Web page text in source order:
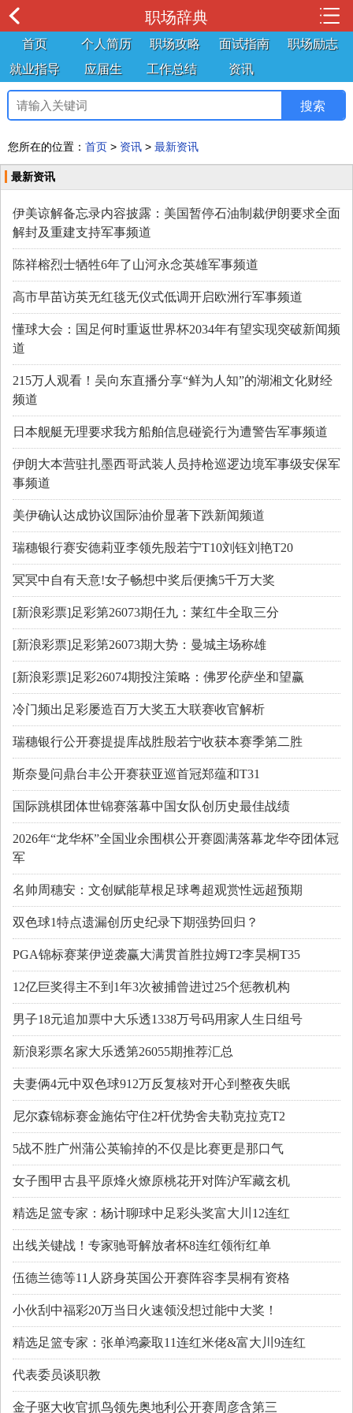
职场辞典
首页 个人简历 职场攻略 面试指南
职场励志
就业指导
应届生 工作总结 资讯
您所在的位置： 首页 > 资讯 > 最新资讯
最新资讯
伊美谅解备忘录内容披露：美国暂停石油制裁伊朗要求全面
解封及重建支持军事频道
陈祥榕烈士牺牲6年了山河永念英雄军事频道
高市早苗访英无红毯无仪式低调开启欧洲行军事频道
懂球大会：国足何时重返世界杯2034年有望实现突破新闻频
道
215万人观看！吴向东直播分享“鲜为人知”的湖湘文化财经
频道
日本舰艇无理要求我方船舶信息碰瓷行为遭警告军事频道
伊朗大本营驻扎墨西哥武装人员持枪巡逻边境军事级安保军
事频道
美伊确认达成协议国际油价显著下跌新闻频道
瑞穗银行赛安德莉亚李领先殷若宁T10刘钰刘艳T20
冥冥中自有天意!女子畅想中奖后便擒5千万大奖
[新浪彩票]足彩第26073期任九：莱红牛全取三分
[新浪彩票]足彩第26073期大势：曼城主场称雄
[新浪彩票]足彩26074期投注策略：佛罗伦萨坐和望赢
冷门频出足彩屡造百万大奖五大联赛收官解析
瑞穗银行公开赛提提库战胜殷若宁收获本赛季第二胜
斯奈曼问鼎台丰公开赛获亚巡首冠郑蕴和T31
国际跳棋团体世锦赛落幕中国女队创历史最佳战绩
2026年“龙华杯”全国业余围棋公开赛圆满落幕龙华夺团体冠
军
名帅周穗安：文创赋能草根足球粤超观赏性远超预期
双色球1特点遗漏创历史纪录下期强势回归？
PGA锦标赛莱伊逆袭赢大满贯首胜拉姆T2李昊桐T35
12亿巨奖得主不到1年3次被捕曾进过25个惩教机构
男子18元追加票中大乐透1338万号码用家人生日组号
新浪彩票名家大乐透第26055期推荐汇总
夫妻俩4元中双色球912万反复核对开心到整夜失眠
尼尔森锦标赛金施佑守住2杆优势舍夫勒克拉克T2
5战不胜广州蒲公英输掉的不仅是比赛更是那口气
女子围甲古县平原烽火燎原桃花开对阵沪军藏玄机
精选足篮专家：杨计聊球中足彩头奖富大川12连红
出线关键战！专家驰哥解放者杯8连红领衔红单
伍德兰德等11人跻身英国公开赛阵容李昊桐有资格
小伙刮中福彩20万当日火速领没想过能中大奖！
精选足篮专家：张单鸿豪取11连红米佬&富大川9连红
代表委员谈职教
金子驱大收官抓鸟领先奥地利公开赛周彦含第三